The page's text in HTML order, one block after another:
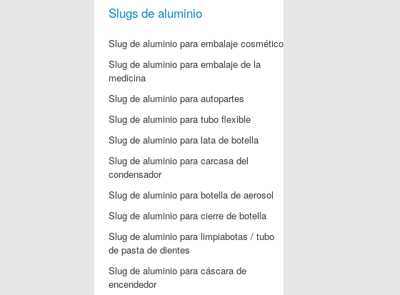
Slugs de aluminio
Slug de aluminio para embalaje cosmético
Slug de aluminio para embalaje de la
medicina
Slug de aluminio para autopartes
Slug de aluminio para tubo flexible
Slug de aluminio para lata de botella
Slug de aluminio para carcasa del
condensador
Slug de aluminio para botella de aerosol
Slug de aluminio para cierre de botella
Slug de aluminio para limpiabotas / tubo
de pasta de dientes
Slug de aluminio para cáscara de
encendedor